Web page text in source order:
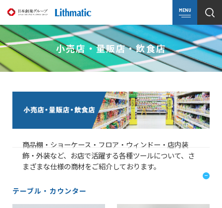
MENU
小売店・量販店・飲食店
商品棚・ショーケース・フロア・ウィンドー・店内装
飾・外装など、お店で活躍する各種ツールについて、さ
まざまな仕様の商材をご紹介しております。
テーブル・カウンター